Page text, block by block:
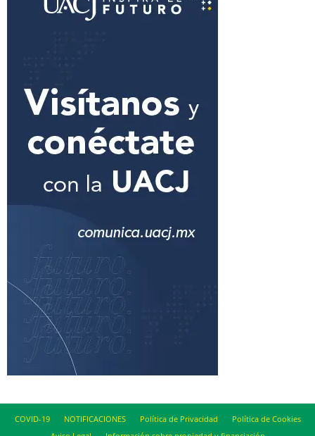
COVID-19 NOTIFICACIONES Política de Privacidad
Política de Cookies